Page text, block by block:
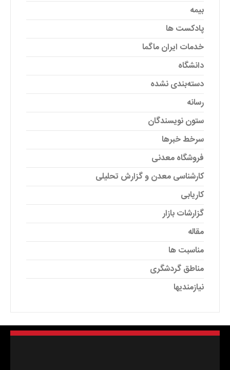
بیمه
پادکست ها
خدمات ایران ماگما
دانشگاه
دسته‌بندی نشده
رسانه
ستون نویسندگان
سرخط خبرها
فروشگاه معدنی
کارشناسی معدن و گزارش تحلیلی
کاریابی
گزارشات بازار
مقاله
مناسبت ها
مناطق گردشگری
نیازمندیها